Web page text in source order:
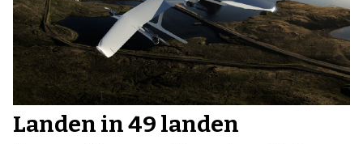
Landen in 49 landen